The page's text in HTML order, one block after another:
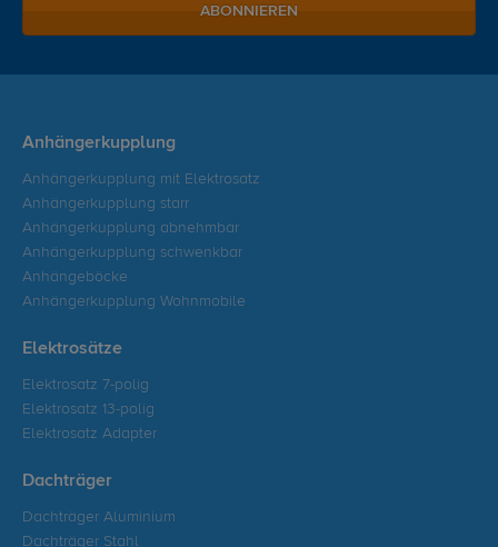
ABONNIEREN
Anhängerkupplung
Anhängerkupplung mit Elektrosatz
Anhängerkupplung starr
Anhängerkupplung abnehmbar
Anhängerkupplung schwenkbar
Anhängeböcke
Anhängerkupplung Wohnmobile
Elektrosätze
Elektrosatz 7-polig
Elektrosatz 13-polig
Elektrosatz Adapter
Dachträger
Dachträger Aluminium
Dachträger Stahl